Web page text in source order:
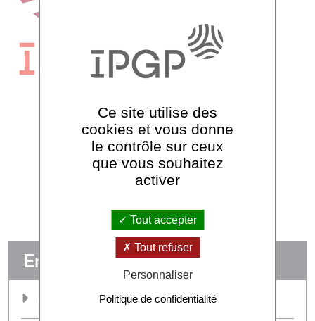
Voir tous les thèmes
En détails
Ce site utilise des
cookies et vous donne
le contrôle sur ceux
que vous souhaitez
activer
Tout accepter
Tout refuser
Personnaliser
Politique de confidentialité